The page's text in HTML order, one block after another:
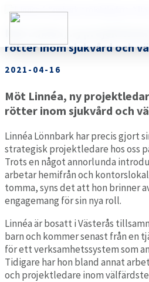
rötter inom sjukvård och
2021-04-16
Möt Linnéa, ny
rötter inom sjukvård och
Linnéa Lönnbark har precis gjort
strategisk projektledare hos oss
Trots en något annorlunda
arbetar hemifrån och
tomma, syns det att hon brinner
engagemang för sin nya roll.
Linnéa är bosatt i Västerås
barn och kommer senast från en
för ett verksamhetssystem som
Tidigare har hon bland annat
och projektledare inom